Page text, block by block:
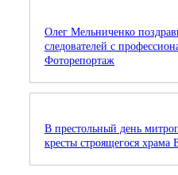
Олег Мельниченко
следователей с
Фоторепортаж
В престольный день
кресты строящегося